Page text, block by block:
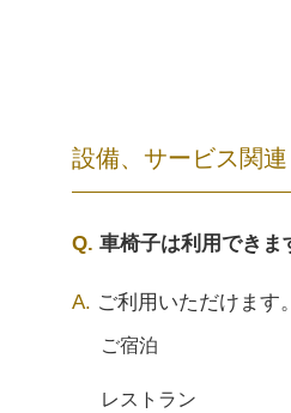
設備、サービス関連
車椅子は利用できま
ご利用いただけます。
ご宿泊
レストラン